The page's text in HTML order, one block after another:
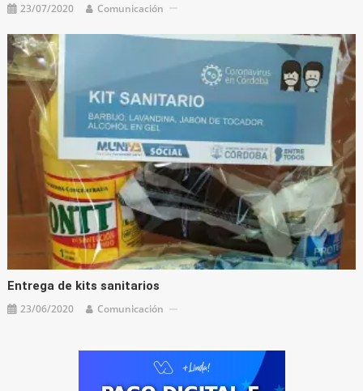
23/07/2020 Comunicación
Entrega de kits sanitarios
23/06/2020 Comunicación